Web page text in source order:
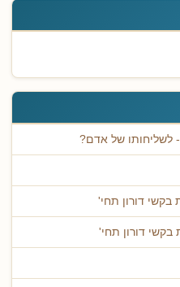
לשליחותו של אדם?
דורון תחי'
דורון תחי'